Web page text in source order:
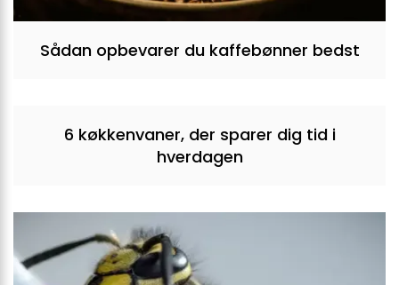
Sådan opbevarer du kaffebønner bedst
6 køkkenvaner, der sparer dig tid i
hverdagen